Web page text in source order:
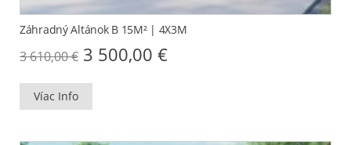
Záhradný Altánok B 15M² | 4X3M
3 610,00€ Original
price
3
3 500,00 €Current
Víac Info